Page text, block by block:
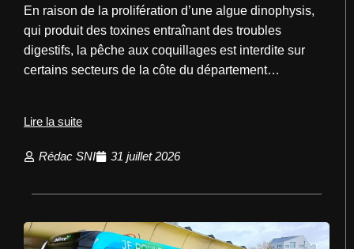
En raison de la prolifération d’une algue dinophysis,
qui produit des toxines entraînant des troubles
digestifs, la pêche aux coquillages est interdite sur
certains secteurs de la côte du département…
Lire la suite
Rédac SNI 31 juillet 2026